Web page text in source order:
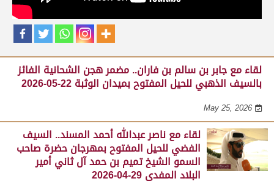
فوز هجن الشحانية بالسيف الذهبي للحيل
المفتوح بميدان الوثبة 22-05-2026
لقاء مع جابر بن سالم بن فاران.. مضمر هجن الشحانية الفائز
بالسيف الذهبي للحيل المفتوح بميدان الوثبة 22-05-2026
May 25, 2026
لقاء مع ناصر عبدالله أحمد المسند.. السيف
الفضي للحيل المفتوح بمهرجان حضرة صاحب
السمو الشيخ تميم بن حمد آل ثاني أمير
البلاد المفدى 29-04-2026